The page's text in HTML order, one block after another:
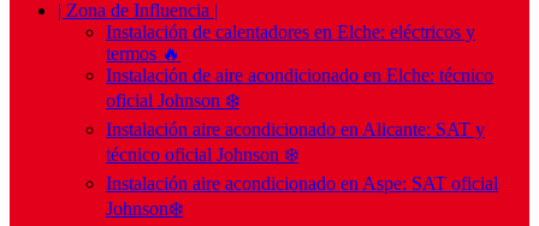
| Zona de Influencia |
Instalación de calentadores en Elche: eléctricos y
termos 🔥
Instalación de aire acondicionado en Elche: técnico
oficial Johnson ❄️
Instalación aire acondicionado en Alicante: SAT y
técnico oficial Johnson ❄️
Instalación aire acondicionado en Aspe: SAT oficial
Johnson❄️